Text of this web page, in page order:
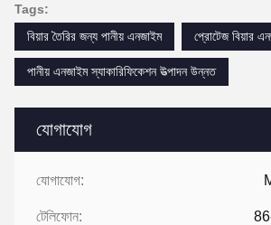
যোগাযোগ
যোগাযোগ:
টেলিফোন:
Tags:
বিয়ার তৈরির জন্য পানীয় এনজাইম
প্রোটেজ বিয়ার
পানীয় এনজাইম স্যাকারিফিকেশন উত্পাদন উন্নত